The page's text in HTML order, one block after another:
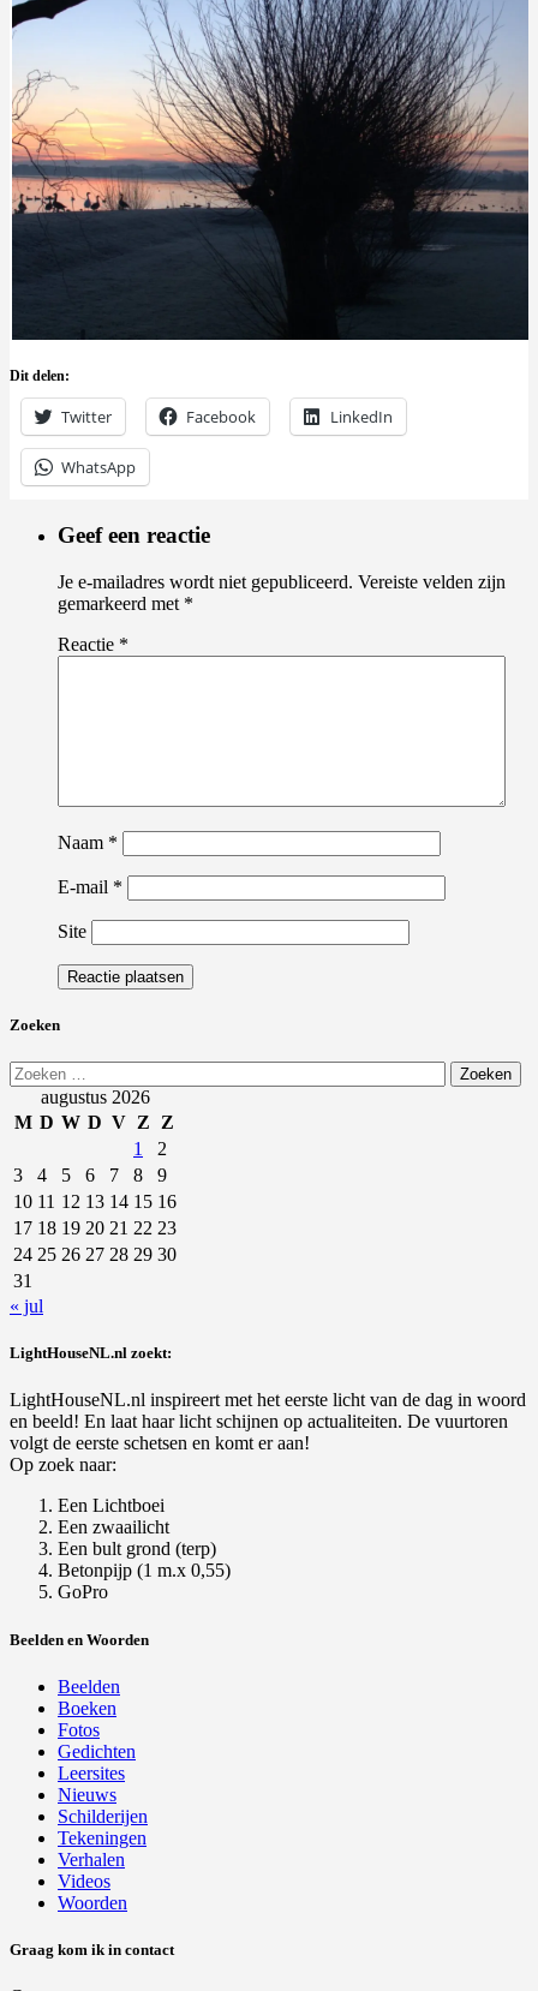
Dit delen:
Twitter Facebook LinkedIn
WhatsApp
Geef een reactie
Je e-mailadres wordt niet gepubliceerd. Vereiste velden zijn
gemarkeerd met *
Reactie *
Naam *
E-mail *
Site
Zoeken
Zoeken
naar:augustus 2026
M D W D V Z
Z
1
2
3
4 5 6 7 8
9
10 11 12 13 14 15 16
17 18 19 20 21 22 23
24 25 26 27 28 29 30
31
« jul
LightHouseNL.nl zoekt:
LightHouseNL.nl inspireert met het eerste licht van de dag in woord
en beeld! En laat haar licht schijnen op actualiteiten. De vuurtoren
volgt de eerste schetsen en komt er aan!
Op zoek naar:
Een Lichtboei
Een zwaailicht
Een bult grond (terp)
Betonpijp (1 m.x 0,55)
GoPro
Beelden en Woorden
Beelden
Boeken
Fotos
Gedichten
Leersites
Nieuws
Schilderijen
Tekeningen
Verhalen
Videos
Woorden
Graag kom ik in contact